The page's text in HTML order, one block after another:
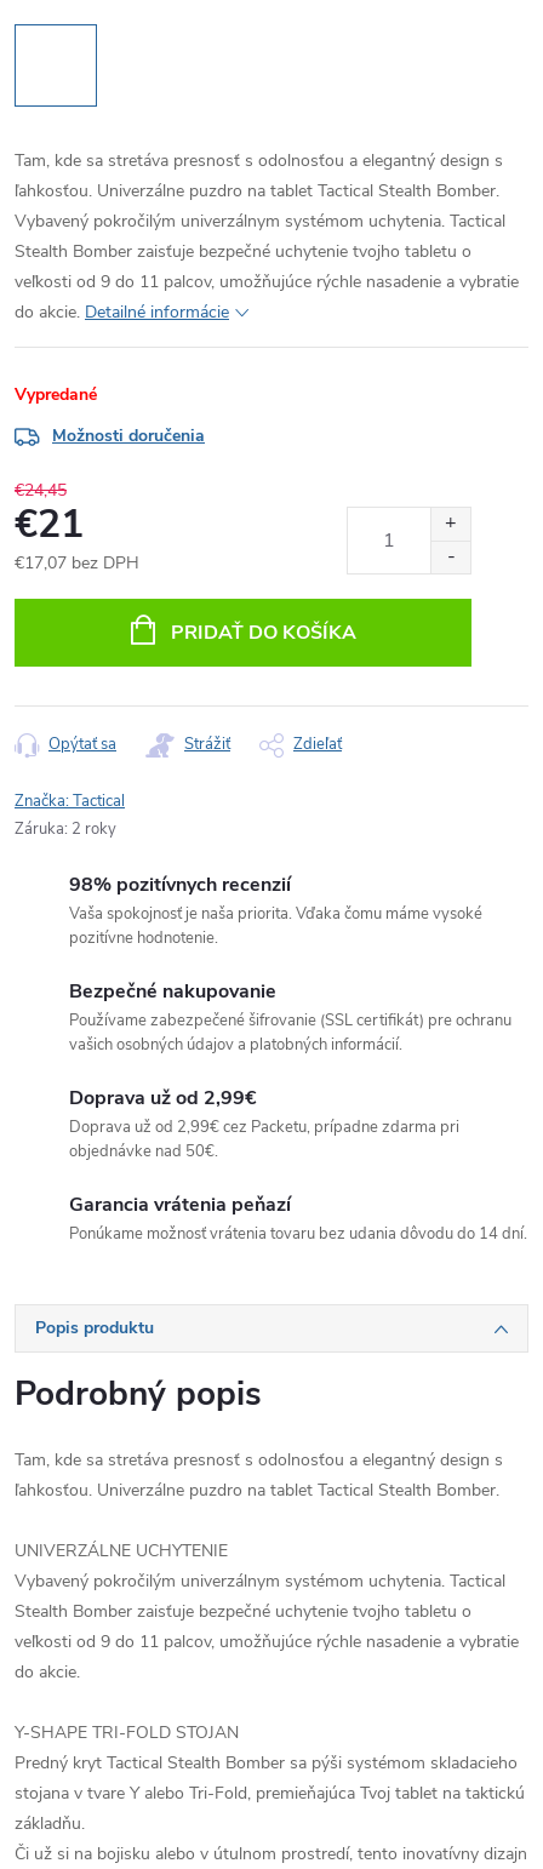
Tam, kde sa stretáva presnosť s odolnosťou a elegantný design s
ľahkosťou. Univerzálne puzdro na tablet Tactical Stealth Bomber.
Vybavený pokročilým univerzálnym systémom uchytenia. Tactical
Stealth Bomber zaisťuje bezpečné uchytenie tvojho tabletu o
veľkosti od 9 do 11 palcov, umožňujúce rýchle nasadenie a vybratie
do akcie. Detailné informácie
Vypredané
Možnosti doručenia
€24,45
€21
€17,07 bez DPH
PRIDAŤ DO KOŠÍKA
Opýtať sa Strážiť Zdieľať
Značka:Tactical
Záruka: 2 roky
98% pozitívnych recenzií
Vaša spokojnosť je naša priorita. Vďaka čomu máme vysoké
pozitívne hodnotenie.
Bezpečné nakupovanie
Používame zabezpečené šifrovanie (SSL certifikát) pre ochranu
vašich osobných údajov a platobných informácií.
Doprava už od 2,99€
Doprava už od 2,99€ cez Packetu, prípadne zdarma pri
objednávke nad 50€.
Garancia vrátenia peňazí
Ponúkame možnosť vrátenia tovaru bez udania dôvodu do 14 dní.
Popis produktu
Podrobný popis
Tam, kde sa stretáva presnosť s odolnosťou a elegantný design s
ľahkosťou. Univerzálne puzdro na tablet Tactical Stealth Bomber.
UNIVERZÁLNE UCHYTENIE
Vybavený pokročilým univerzálnym systémom uchytenia. Tactical
Stealth Bomber zaisťuje bezpečné uchytenie tvojho tabletu o
veľkosti od 9 do 11 palcov, umožňujúce rýchle nasadenie a vybratie
do akcie.
Y-SHAPE TRI-FOLD STOJAN
Predný kryt Tactical Stealth Bomber sa pýši systémom skladacieho
stojana v tvare Y alebo Tri-Fold, premieňajúca Tvoj tablet na taktickú
základňu.
Či už si na bojisku alebo v útulnom prostredí, tento inovatívny dizajn